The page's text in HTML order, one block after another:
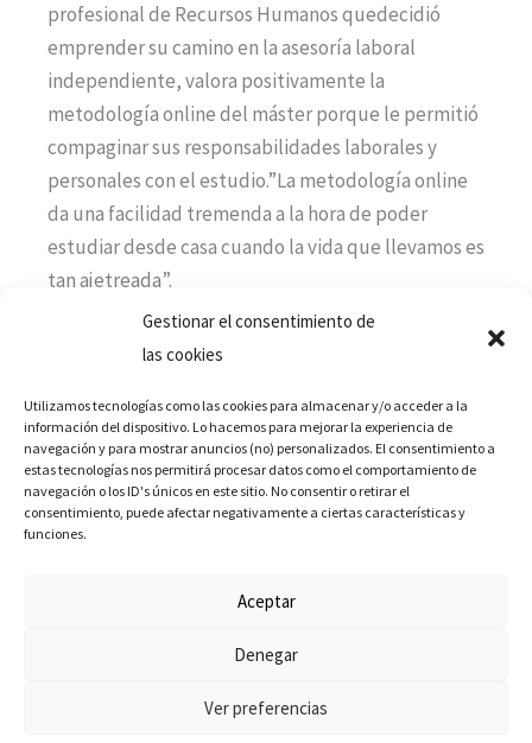
Gestionar el consentimiento de
las cookies
Utilizamos tecnologías como las cookies para almacenar y/o acceder a la
información del dispositivo. Lo hacemos para mejorar la experiencia de
navegación y para mostrar anuncios (no) personalizados. El consentimiento a
estas tecnologías nos permitirá procesar datos como el comportamiento de
navegación o los ID's únicos en este sitio. No consentir o retirar el
consentimiento, puede afectar negativamente a ciertas características y
funciones.
Aceptar
Denegar
Ver preferencias
profesional de Recursos Humanos quedecidió
emprender su camino en la asesoría laboral
independiente, valora positivamente la
metodología online del máster porque le permitió
compaginar sus responsabilidades laborales y
personales con el estudio.”La metodología online
da una facilidad tremenda a la hora de poder
estudiar desde casa cuando la vida que llevamos es
tan ajetreada”.
Haz clic para aceptar las cookies de márketing
y permitir este contenido
, antiguo alumno de la Escuela de
Marketing y Comunicación en Automotor Dursan,
ocasión, atribuye gran parte de su éxito